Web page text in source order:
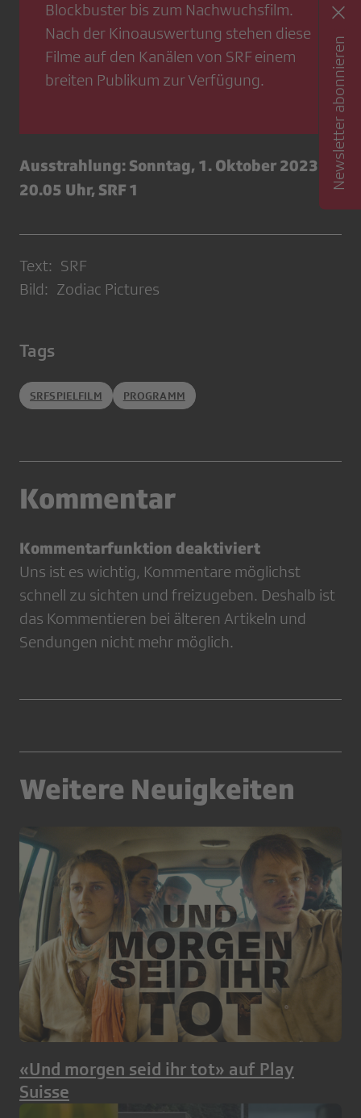
Blockbuster bis zum Nachwuchsfilm.
Nach der Kinoauswertung stehen diese
Filme auf den Kanälen von SRF einem
breiten Publikum zur Verfügung.
Ausstrahlung: Sonntag, 1. Oktober 2023,
20.05 Uhr, SRF 1
Text: SRF
Bild: Zodiac Pictures
Tags
SRFSPIELFILM PROGRAMM
Kommentar
Kommentarfunktion deaktiviert
Uns ist es wichtig, Kommentare möglichst
schnell zu sichten und freizugeben. Deshalb ist
das Kommentieren bei älteren Artikeln und
Sendungen nicht mehr möglich.
Weitere Neuigkeiten
«Und morgen seid ihr tot» auf Play
Suisse
Newsletter abonnieren